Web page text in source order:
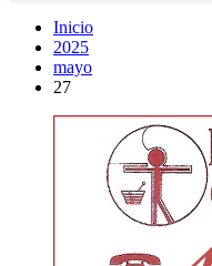
Inicio
2025
mayo
27